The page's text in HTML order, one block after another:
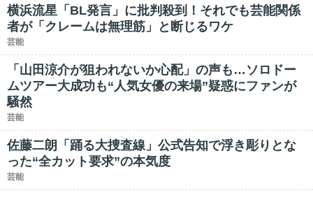
横浜流星「BL発言」に批判殺到！それでも芸能関係
者が「クレームは無理筋」と断じるワケ
芸能
「山田涼介が狙われないか心配」の声も…ソロドー
ムツアー大成功も“人気女優の来場”疑惑にファンが
騒然
芸能
佐藤二朗「踊る大捜査線」公式告知で浮き彫りとな
った“全カット要求”の本気度
芸能